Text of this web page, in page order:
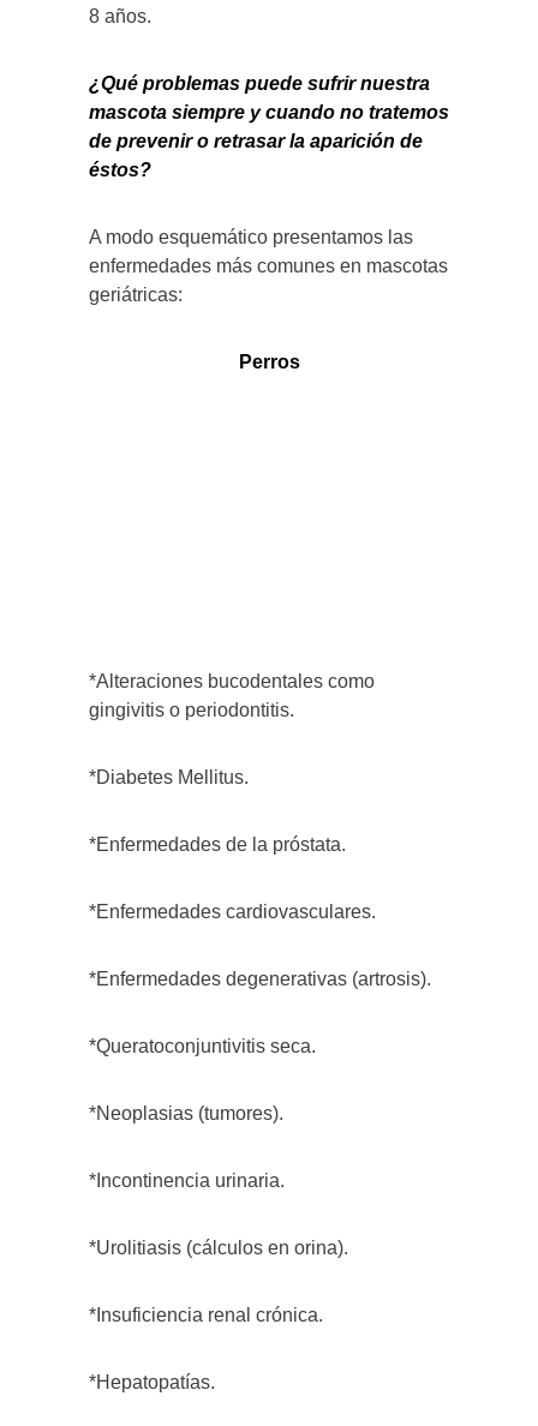
8 años.
¿Qué problemas puede sufrir nuestra
mascota siempre y cuando no tratemos
de prevenir o retrasar la aparición de
éstos?
A modo esquemático presentamos las
enfermedades más comunes en mascotas
geriátricas:
Perros
*Alteraciones bucodentales como
gingivitis o periodontitis.
*Diabetes Mellitus.
*Enfermedades de la próstata.
*Enfermedades cardiovasculares.
*Enfermedades degenerativas (artrosis).
*Queratoconjuntivitis seca.
*Neoplasias (tumores).
*Incontinencia urinaria.
*Urolitiasis (cálculos en orina).
*Insuficiencia renal crónica.
*Hepatopatías.